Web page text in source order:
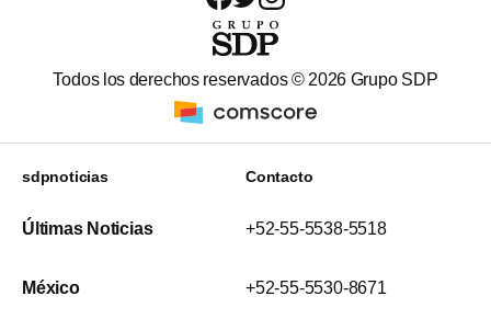
Todos los derechos reservados © 2026 Grupo SDP
sdpnoticias
Últimas Noticias
México
Contacto
+52-55-5538-5518
+52-55-5530-8671